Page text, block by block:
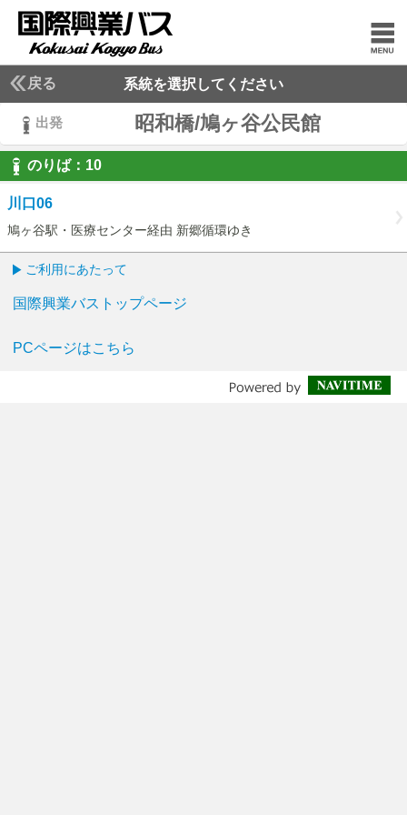
戻る 系統を選択してください
出発 昭和橋/鳩ヶ谷公民館
のりば： 10
10
川口06
鳩ヶ谷駅・医療センター経由 新郷循環ゆき
ご利用にあたって
国際興業バストップページ
PCページはこちら